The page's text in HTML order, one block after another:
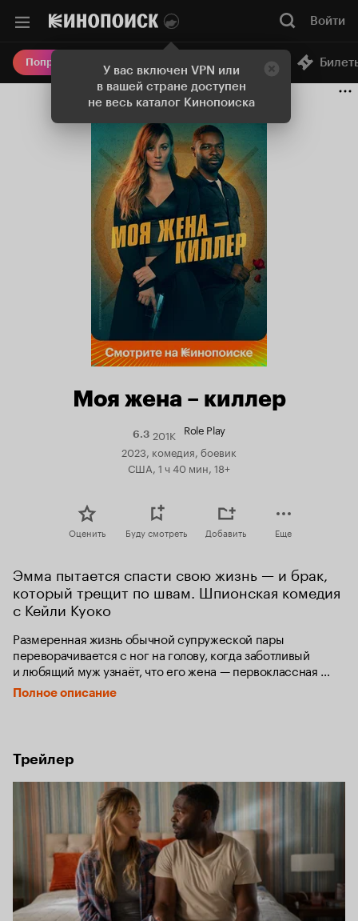
У вас включен VPN или
в вашей стране доступен
не весь каталог Кинопоиска
Войти
Попробовать Плюс Онлайн-кинотеатр
Моя жена – киллер
6.3Рейтинг
Кинопоиска
6.3
201K Role Play
2023, комедия, боевик
США, 1 ч 40 мин, 18+
Оценить Буду смотреть Добавить Еще
Эмма пытается спасти свою жизнь — и брак,
который трещит по швам. Шпионская комедия
с Кейли Куоко
Размеренная жизнь обычной супружеской пары
переворачивается с ног на голову, когда заботливый
и любящий муж узнаёт, что его жена — первоклассная
наёмница, на которую открыли охоту лучшие киллеры
мира. Чтобы выжить, супругам предстоит заново
своего брака.
Полное описание
Трейлер